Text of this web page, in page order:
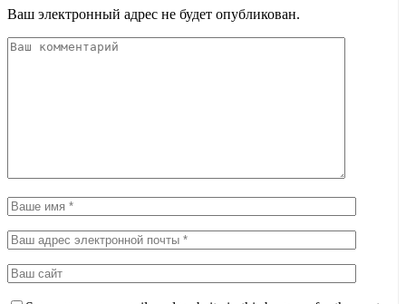
Ваш электронный адрес не будет опубликован.